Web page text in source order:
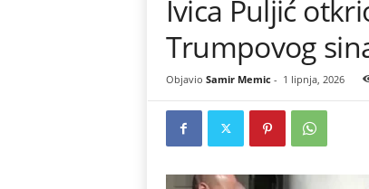
Ivica Puljić
Trumpovog
Objavio Samir Memic- 1 lipnja, 2026